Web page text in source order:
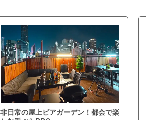
非日常の屋上ビアガーデン！都会で楽